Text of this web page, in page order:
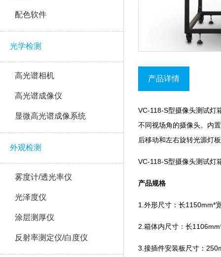
配色软件
光学检测
高光谱相机
高光谱成像仪
显微高光谱成像系统
外观检测
雾度计/透光率仪
光泽度仪
涂层测厚仪
反射率测定仪/白度仪
产品详情
VC-118-S型摄像头测试灯
不同视场角的摄像头。内置
后移动和左右旋转光源灯板
VC-118-S型摄像头测试灯箱主要
产品规格
1.外形尺寸：长
2.箱体内尺寸：长
3.接插件安装板尺寸：